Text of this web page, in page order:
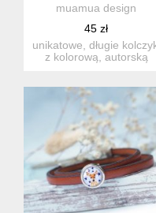
muamua design
45 zł
unikatowe, długie
z kolorową, autorską